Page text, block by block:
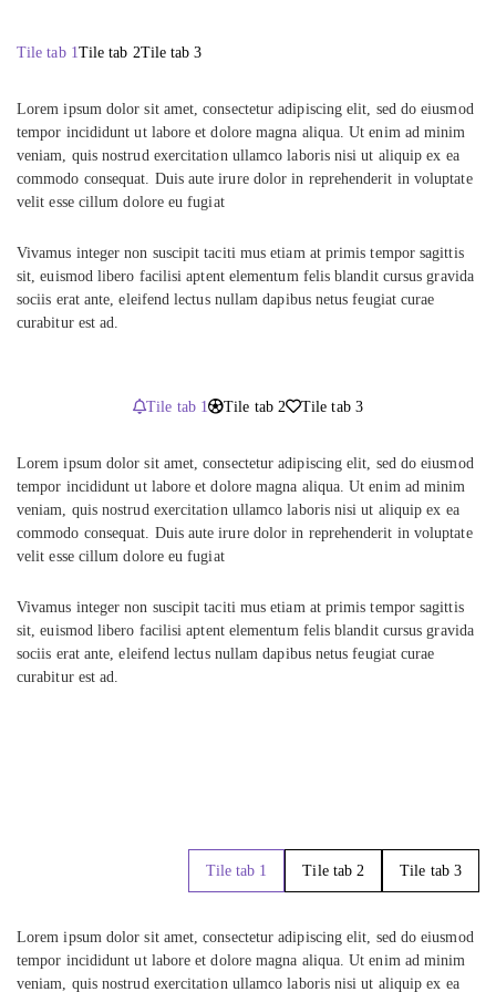
Tile tab 1Tile tab 2Tile tab 3
Lorem ipsum dolor sit amet, consectetur adipiscing elit, sed do eiusmod
tempor incididunt ut labore et dolore magna aliqua. Ut enim ad minim
veniam, quis nostrud exercitation ullamco laboris nisi ut aliquip ex ea
commodo consequat. Duis aute irure dolor in reprehenderit in voluptate
velit esse cillum dolore eu fugiat
Vivamus integer non suscipit taciti mus etiam at primis tempor sagittis
sit, euismod libero facilisi aptent elementum felis blandit cursus gravida
sociis erat ante, eleifend lectus nullam dapibus netus feugiat curae
curabitur est ad.
Tile tab 1 Tile tab 2 Tile tab 3
Lorem ipsum dolor sit amet, consectetur adipiscing elit, sed do eiusmod
tempor incididunt ut labore et dolore magna aliqua. Ut enim ad minim
veniam, quis nostrud exercitation ullamco laboris nisi ut aliquip ex ea
commodo consequat. Duis aute irure dolor in reprehenderit in voluptate
velit esse cillum dolore eu fugiat
Vivamus integer non suscipit taciti mus etiam at primis tempor sagittis
sit, euismod libero facilisi aptent elementum felis blandit cursus gravida
sociis erat ante, eleifend lectus nullam dapibus netus feugiat curae
curabitur est ad.
Tile tab 1 Tile tab 2 Tile tab 3
Lorem ipsum dolor sit amet, consectetur adipiscing elit, sed do eiusmod
tempor incididunt ut labore et dolore magna aliqua. Ut enim ad minim
veniam, quis nostrud exercitation ullamco laboris nisi ut aliquip ex ea